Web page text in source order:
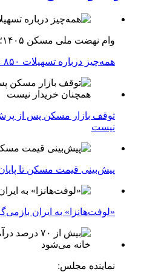
وام نهضت ملی مسکن ۱۴۰۵؛
همه‌چیز درباره تسهیلات ۸۵۰ میلیونی
توقف بازار مسکن پس از
نیست
پیش‌بینی قیمت مسکن تا پایان
«لوفت‌هانزا» به ایران
نماینده مجلس: